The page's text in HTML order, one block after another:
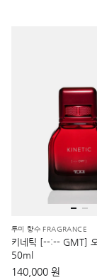
투미 향수 FRAGRANCE
키네틱 [--:-- GMT]
50ml
140,000 원